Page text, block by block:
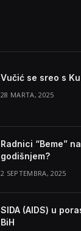
Vučić se sreo s
28 MARTA, 2025
Radnici “Beme”
godišnjem?
2 SEPTEMBRA, 2025
SIDA (AIDS) u
BiH